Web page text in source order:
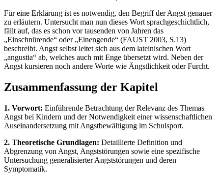
Für eine Erklärung ist es notwendig, den Begriff der Angst genauer
zu erläutern. Untersucht man nun dieses Wort sprachgeschichtlich,
fällt auf, das es schon vor tausenden von Jahren das
„Einschnürende“ oder „Einengende“ (FAUST 2003, S.13)
beschreibt. Angst selbst leitet sich aus dem lateinischen Wort
„angustia“ ab, welches auch mit Enge übersetzt wird. Neben der
Angst kursieren noch andere Worte wie Ängstlichkeit oder Furcht.
Zusammenfassung der Kapitel
1. Vorwort: Einführende Betrachtung der Relevanz des Themas
Angst bei Kindern und der Notwendigkeit einer wissenschaftlichen
Auseinandersetzung mit Angstbewältigung im Schulsport.
2. Theoretische Grundlagen: Detaillierte Definition und
Abgrenzung von Angst, Angststörungen sowie eine spezifische
Untersuchung generalisierter Angststörungen und deren
Symptomatik.